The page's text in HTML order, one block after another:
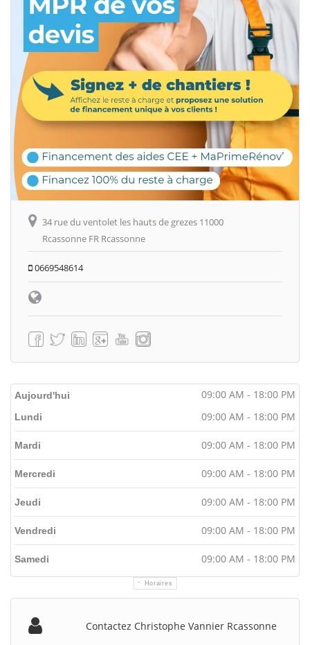
34 rue du ventolet les hauts de grezes 11000
Rcassonne FR Rcassonne
0669548614
Aujourd'hui 09:00 AM - 18:00 PM
Horaires
Lundi 09:00 AM - 18:00 PM
Mardi 09:00 AM - 18:00 PM
Mercredi 09:00 AM - 18:00 PM
Jeudi 09:00 AM - 18:00 PM
Vendredi 09:00 AM - 18:00 PM
Samedi 09:00 AM - 18:00 PM
Contactez Christophe Vannier Rcassonne